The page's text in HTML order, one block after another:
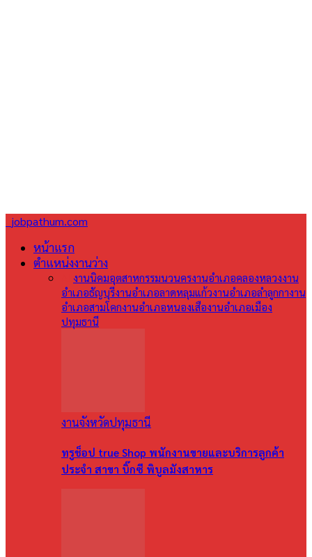
jobpathum.com
หน้าแรก
ตำแหน่งงานว่าง
งานนิคมอุตสาหกรรมนวนครงานอำเภอคลองหลวงงาน
อำเภอธัญบุรีงานอำเภอลาดหลุมแก้วงานอำเภอลำลูกกางาน
อำเภอสามโคกงานอำเภอหนองเสืองานอำเภอเมือง
ปทุมธานี
งานจังหวัดปทุมธานี
ทรูช็อป true Shop พนักงานขายและบริการลูกค้า
ประจำ สาขา บิ๊กซี พิบูลมังสาหาร